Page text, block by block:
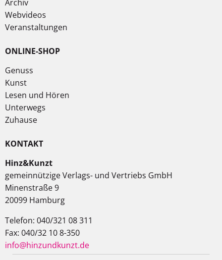
Archiv
Webvideos
Veranstaltungen
ONLINE-SHOP
Genuss
Kunst
Lesen und Hören
Unterwegs
Zuhause
KONTAKT
Hinz&Kunzt
gemeinnützige Verlags- und Vertriebs GmbH
Minenstraße 9
20099 Hamburg
Telefon: 040/321 08 311
Fax: 040/32 10 8-350
info@hinzundkunzt.de